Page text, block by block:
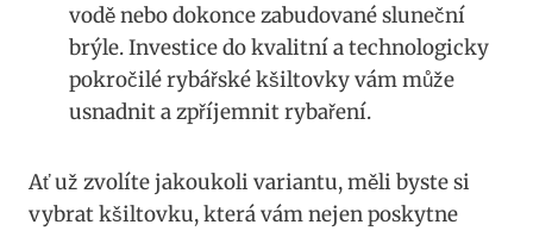
vodě⁣ nebo⁤ dokonce zabudované sluneční
brýle.⁤ Investice ‌do⁢ kvalitní a technologicky
pokročilé rybářské kšiltovky vám může⁤
usnadnit a zpříjemnit rybaření.
Ať ‌už zvolíte ⁢jakoukoli ‍variantu, měli‍ byste si
vybrat kšiltovku, která vám ‍nejen poskytne